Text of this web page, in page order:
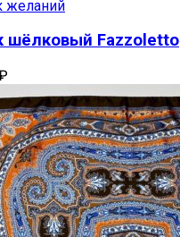
желаний
шёлковый Fazzoletto